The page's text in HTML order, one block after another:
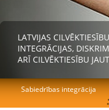
LATVIJAS
INTEGRĀCIJAS,
ARĪ CILVĒKTIESĪBU
Sabiedrības integrācija